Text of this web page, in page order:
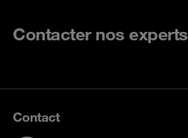
Contacter nos experts
Contact